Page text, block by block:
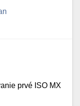
prvé ISO MX